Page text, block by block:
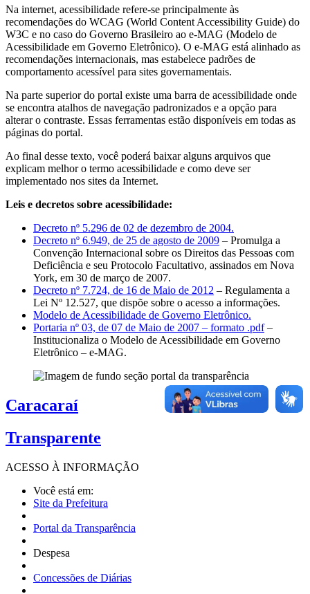
Na internet, acessibilidade refere-se principalmente às
recomendações do WCAG (World Content Accessibility Guide) do
W3C e no caso do Governo Brasileiro ao e-MAG (Modelo de
Acessibilidade em Governo Eletrônico). O e-MAG está alinhado as
recomendações internacionais, mas estabelece padrões de
comportamento acessível para sites governamentais.
Na parte superior do portal existe uma barra de acessibilidade onde
se encontra atalhos de navegação padronizados e a opção para
alterar o contraste. Essas ferramentas estão disponíveis em todas as
páginas do portal.
Ao final desse texto, você poderá baixar alguns arquivos que
explicam melhor o termo acessibilidade e como deve ser
implementado nos sites da Internet.
Leis e decretos sobre acessibilidade:
Decreto nº 5.296 de 02 de dezembro de 2004.
Decreto nº 6.949, de 25 de agosto de 2009 – Promulga a
Convenção Internacional sobre os Direitos das Pessoas com
Deficiência e seu Protocolo Facultativo, assinados em Nova
York, em 30 de março de 2007.
Decreto nº 7.724, de 16 de Maio de 2012 – Regulamenta a
Lei Nº 12.527, que dispõe sobre o acesso a informações.
Modelo de Acessibilidade de Governo Eletrônico.
Portaria nº 03, de 07 de Maio de 2007 – formato .pdf–
Institucionaliza o Modelo de Acessibilidade em Governo
Eletrônico – e-MAG.
Caracaraí
Transparente
ACESSO À INFORMAÇÃO
Você está em:
Site da Prefeitura
Portal da Transparência
Despesa
Concessões de Diárias